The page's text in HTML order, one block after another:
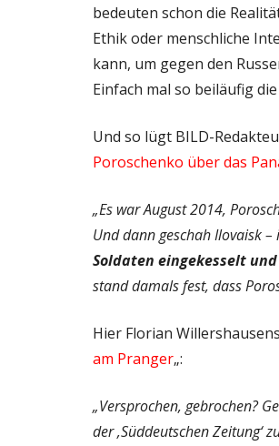
bedeuten schon die
Ethik oder menschliche
kann, um gegen den
Einfach mal so beiläufig
Und so lügt BILD-
Poroschenko über das
„Es war August 2014,
Und dann geschah Ilovaisk
Soldaten eingekesselt
stand damals fest, dass
Hier Florian
am Pranger„:
„Versprochen, gebrochen?
der ‚Süddeutschen Zeitung‘